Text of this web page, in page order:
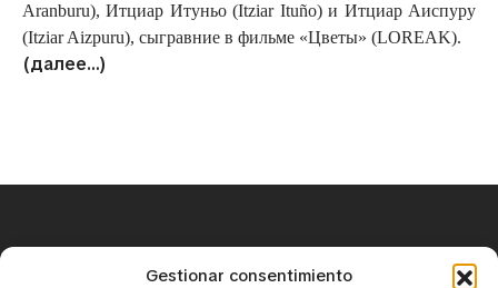
Gestionar consentimiento
Aranburu), Итциар Итуньо (Itziar Ituño) и Итциар Аиспуру
(Itziar Aizpuru), сыгравние в фильме «Цветы» (LOREAK).
(далее…)
+34 671 25 18 43